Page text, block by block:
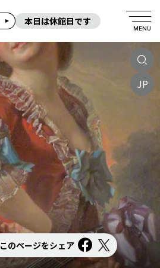
本日は休館日です
MENU
JP
このページをシェア